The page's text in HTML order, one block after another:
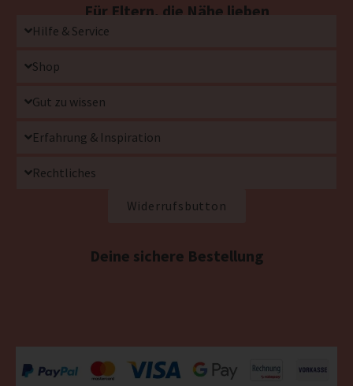
Für Eltern, die Nähe lieben
Hilfe & Service
Shop
Gut zu wissen
Erfahrung & Inspiration
Rechtliches
Widerrufsbutton
Deine sichere Bestellung